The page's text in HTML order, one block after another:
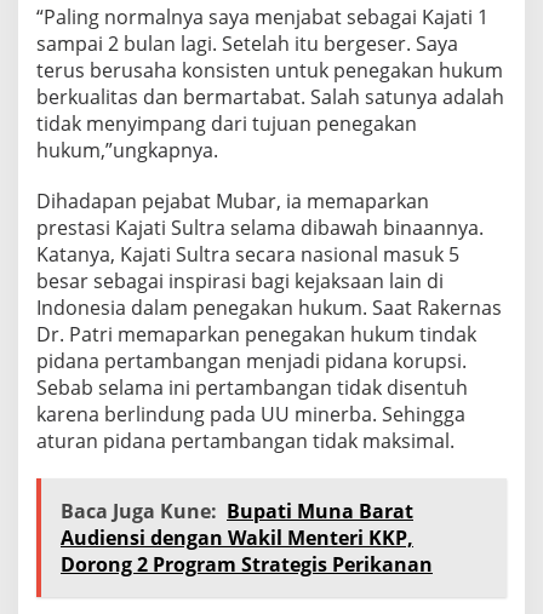
“Paling normalnya saya menjabat sebagai Kajati 1
sampai 2 bulan lagi. Setelah itu bergeser. Saya
terus berusaha konsisten untuk penegakan hukum
berkualitas dan bermartabat. Salah satunya adalah
tidak menyimpang dari tujuan penegakan
hukum,”ungkapnya.
Dihadapan pejabat Mubar, ia memaparkan
prestasi Kajati Sultra selama dibawah binaannya.
Katanya, Kajati Sultra secara nasional masuk 5
besar sebagai inspirasi bagi kejaksaan lain di
Indonesia dalam penegakan hukum. Saat Rakernas
Dr. Patri memaparkan penegakan hukum tindak
pidana pertambangan menjadi pidana korupsi.
Sebab selama ini pertambangan tidak disentuh
karena berlindung pada UU minerba. Sehingga
aturan pidana pertambangan tidak maksimal.
Baca Juga Kune: Bupati Muna Barat
Audiensi dengan Wakil Menteri KKP,
Dorong 2 Program Strategis Perikanan